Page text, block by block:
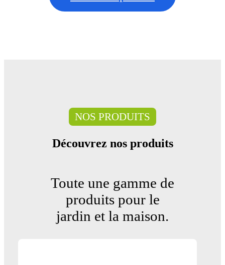
NOS PRODUITS
Découvrez nos produits
Toute une gamme de
produits pour le
jardin et la maison.